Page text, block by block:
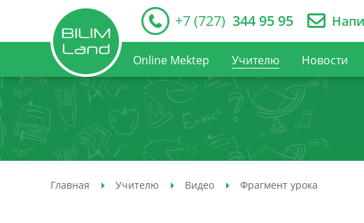
+7 (727) 344 95 95
Online Mektep Учителю Новости
Главная Учителю Видео Фрагмент урока